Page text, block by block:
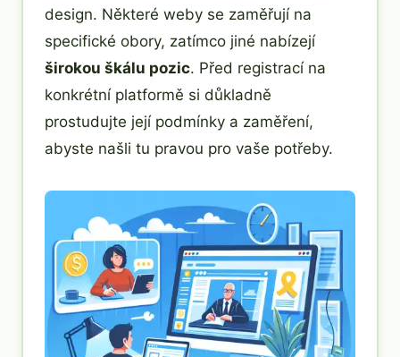
design. Některé weby se zaměřují na
specifické obory, zatímco jiné nabízejí
širokou škálu pozic. Před registrací na
konkrétní platformě si důkladně
prostudujte její podmínky a zaměření,
abyste našli tu pravou pro vaše potřeby.